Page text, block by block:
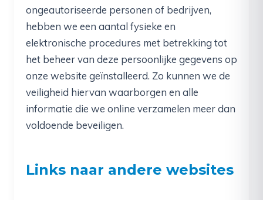
ongeautoriseerde personen of bedrijven,
hebben we een aantal fysieke en
elektronische procedures met betrekking tot
het beheer van deze persoonlijke gegevens op
onze website geïnstalleerd. Zo kunnen we de
veiligheid hiervan waarborgen en alle
informatie die we online verzamelen meer dan
voldoende beveiligen.
Links naar andere websites